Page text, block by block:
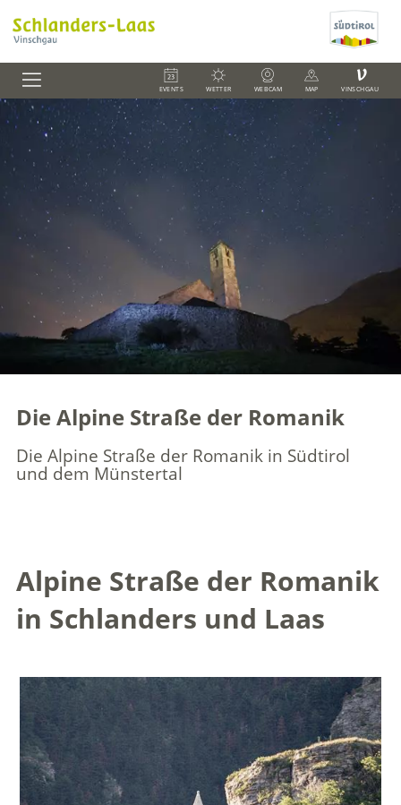
EVENTS WETTER WEBCAM MAP
V
VINSCHGAU
Die Alpine Straße der Romanik
Die Alpine Straße der Romanik in Südtirol
und dem Münstertal
Alpine Straße der Romanik
in Schlanders und Laas